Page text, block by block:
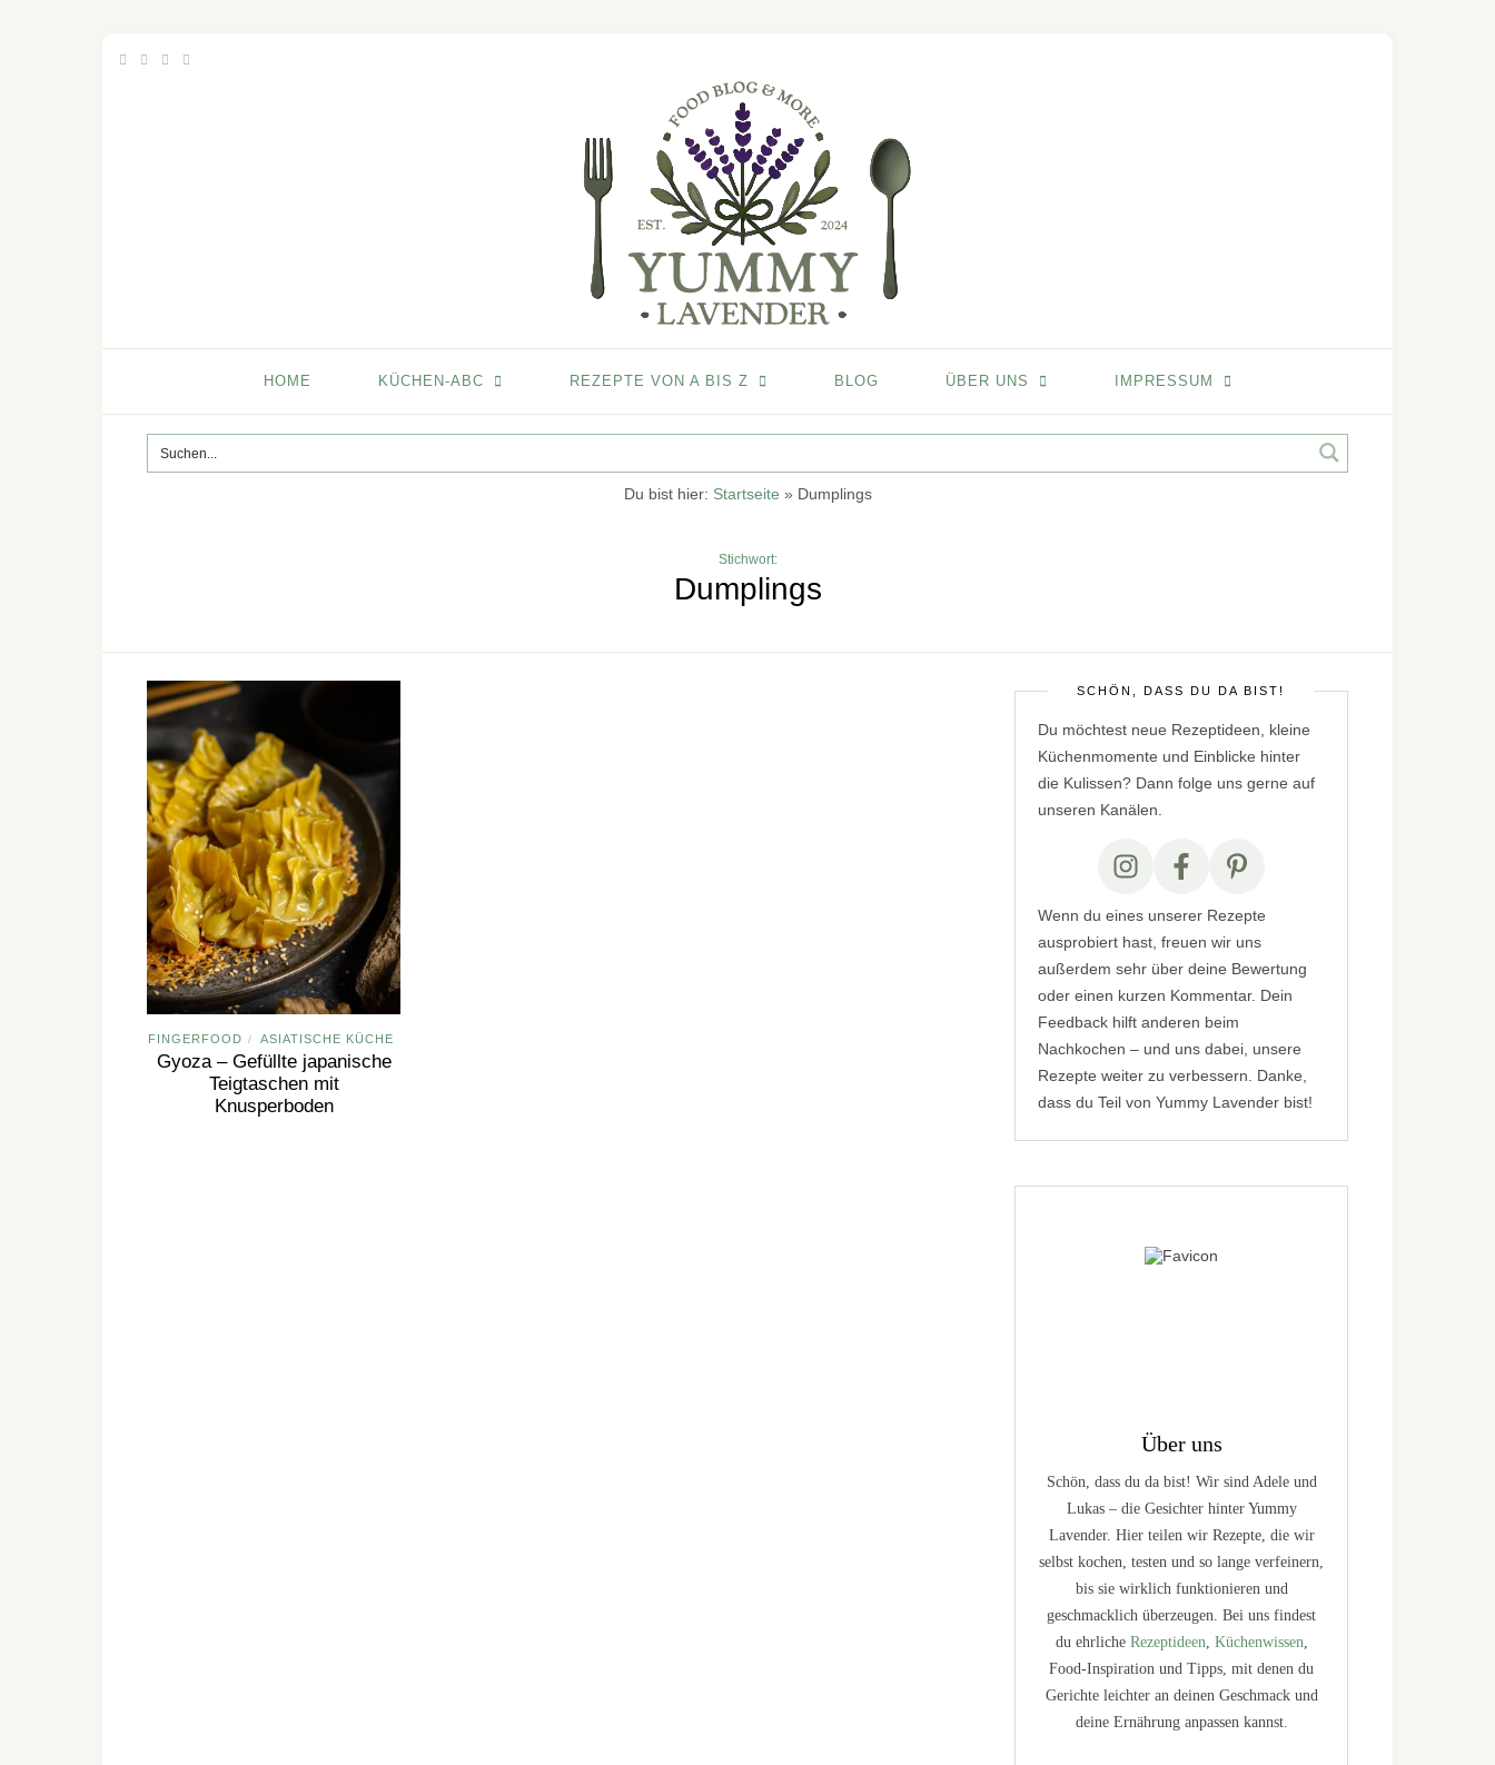
HOME KÜCHEN-ABC REZEPTE VON A BIS Z BLOG ÜBER UNS IMPRESSUM
Du bist hier: Startseite » Dumplings
Stichwort:
Dumplings
FINGERFOOD / ASIATISCHE KÜCHE
Gyoza – Gefüllte japanische
Teigtaschen mit
Knusperboden
SCHÖN, DASS DU DA BIST!
Du möchtest neue Rezeptideen, kleine
Küchenmomente und Einblicke hinter
die Kulissen? Dann folge uns gerne auf
unseren Kanälen.
Wenn du eines unserer Rezepte
ausprobiert hast, freuen wir uns
außerdem sehr über deine Bewertung
oder einen kurzen Kommentar. Dein
Feedback hilft anderen beim
Nachkochen – und uns dabei, unsere
Rezepte weiter zu verbessern. Danke,
dass du Teil von Yummy Lavender bist!
Über uns
Schön, dass du da bist! Wir sind Adele und
Lukas – die Gesichter hinter Yummy
Lavender. Hier teilen wir Rezepte, die wir
selbst kochen, testen und so lange verfeinern,
bis sie wirklich funktionieren und
geschmacklich überzeugen. Bei uns findest
du ehrliche Rezeptideen Küchenwissen
Food-Inspiration und Tipps, mit denen du
Gerichte leichter an deinen Geschmack und
deine Ernährung anpassen kannst.